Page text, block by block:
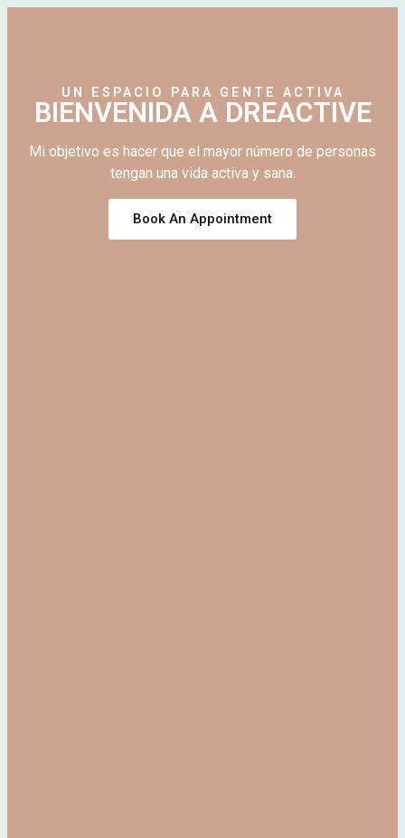
UN ESPACIO PARA GENTE ACTIVA
BIENVENIDA A DREACTIVE
Mi objetivo es hacer que el mayor número de personas
tengan una vida activa y sana.
Book An Appointment